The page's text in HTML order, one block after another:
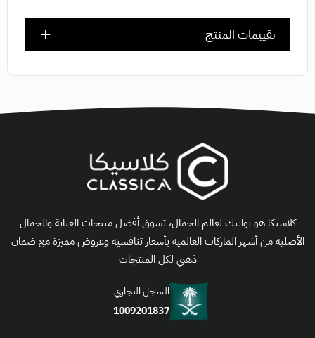
تقييمات المنتج
كلاسيكا هو بوابتك لعالم الجمال، تسوق أفضل منتجات العناية والجمال
الأصلية من أشهر الماركات العالمية بأسعار تنافسية وعروض مميزة مع ضمان
ذهبي لكل المنتجات
السجل التجاري
1009201837